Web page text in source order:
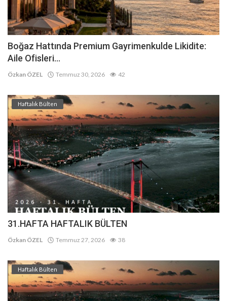
Boğaz Hattında Premium Gayrimenkulde Likidite:
Aile Ofisleri...
Özkan ÖZEL Temmuz 30, 2026 42
Haftalık Bülten
31.HAFTA HAFTALIK BÜLTEN
Özkan ÖZEL Temmuz 27, 2026 38
Haftalık Bülten